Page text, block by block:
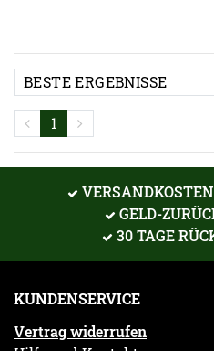
1
GELD-
30 TAGE
KUNDENSERVICE
Vertrag widerrufen